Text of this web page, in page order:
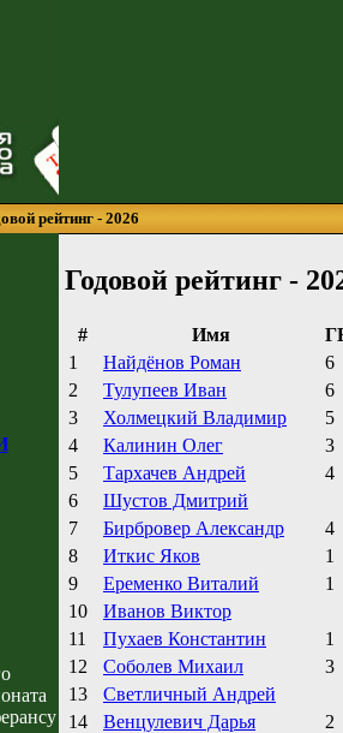
рейтинг - 2026
Годовой рейтинг -
# Имя
1
Найдёнов Роман
6
2
Тулупеев Иван
6
3
Холмецкий Владимир
5
4
Калинин Олег
3
5
Тархачев Андрей
4
6
Шустов Дмитрий
7
Бирбровер Александр
4
8
Иткис Яков
1
9
Еременко Виталий
1
10
Иванов Виктор
11
Пухаев Константин
1
12
Соболев Михаил
3
13
Светличный Андрей
14
Венцулевич Дарья
2